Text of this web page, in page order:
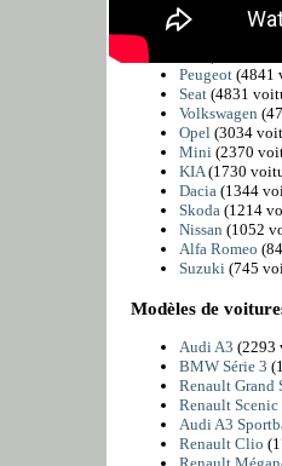
BMW
(6225
Citroën
Peugeot(4841
Seat(4831
Volkswagen
Opel(3034
Mini(2370
KIA(1730
Dacia(1344
Skoda(1214
Nissan (1052
Alfa Romeo
Suzuki(745
Modèles de
Audi A3 (2293
BMW Série 3
Renault Grand
Renault Scenic
Audi A3
Renault Clio